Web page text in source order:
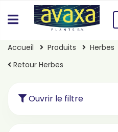
Accueil Produits
Herbes
Retour Herbes
Ouvrir le filtre